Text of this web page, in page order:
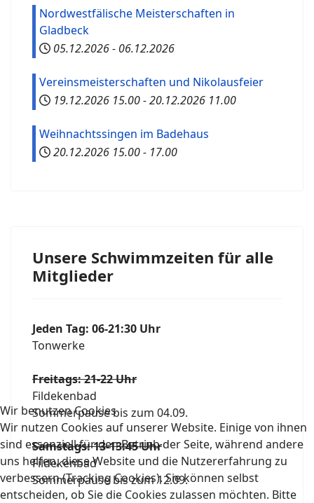
Nordwestfälische Meisterschaften in
Gladbeck
05.12.2026- 06.12.2026
Vereinsmeisterschaften und Nikolausfeier
19.12.2026 15.00-20.12.2026 11.00
Weihnachtssingen im Badehaus
20.12.2026 15.00- 17.00
Unsere Schwimmzeiten für alle
Mitglieder
Jeden Tag: 06-21:30 Uhr
Tonwerke
Freitags: 21-22 Uhr
Fildekenbad
Sommerpause bis zum 04.09.
Samstags: 13-13:45 Uhr
Fildekenbad
Sommerpause bis zum 12.09.
Wir benutzen Cookies
Wir nutzen Cookies auf unserer Website. Einige von ihnen
sind essenziell für den Betrieb der Seite, während andere
uns helfen, diese Website und die Nutzererfahrung zu
verbessern (Tracking Cookies). Sie können selbst
entscheiden, ob Sie die Cookies zulassen möchten. Bitte